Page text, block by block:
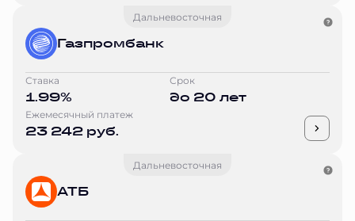
Дальневосточная
Газпромбанк
Ставка
1.99%
Срок
до 20 лет
Ежемесячный платеж
23 242 руб.
Дальневосточная
АТБ